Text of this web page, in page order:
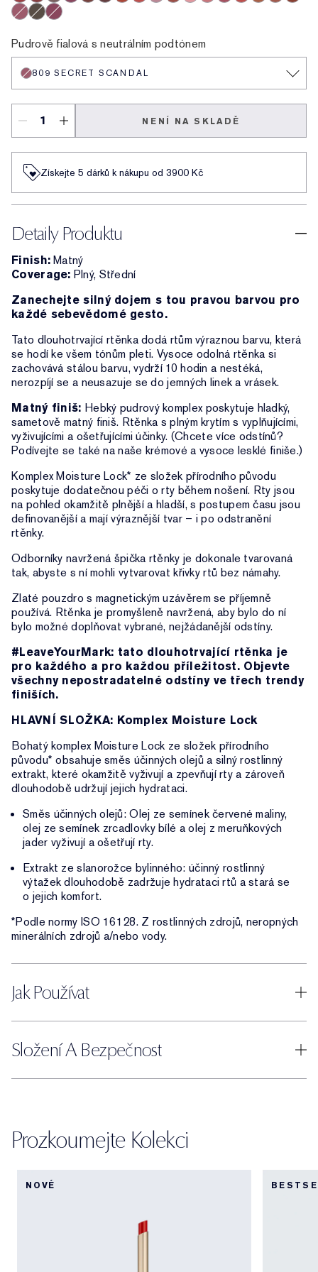
612 Lead You On
690 Don’t Stop
567 Knowing
689 Dark Desire
Pudrově fialová s neutrálním podtónem
809 SECRET SCANDAL
NENÍ NA SKLADĚ
Získejte 5 dárků k nákupu od 3900 Kč
Detaily Produktu
Finish:Matný
Coverage: Plný, Střední
Zanechejte silný dojem s tou pravou barvou pro
každé sebevědomé gesto.
Tato dlouhotrvající rtěnka dodá rtům výraznou barvu, která
se hodí ke všem tónům pleti. Vysoce odolná rtěnka si
zachovává stálou barvu, vydrží 10 hodin a nestéká,
nerozpíjí se a neusazuje se do jemných linek a vrásek.
Matný finiš: Hebký pudrový komplex poskytuje hladký,
sametově matný finiš. Rtěnka s plným krytím s vyplňujícími,
vyživujícími a ošetřujícími účinky. (Chcete více odstínů?
Podívejte se také na naše krémové a vysoce lesklé finiše.)
Komplex Moisture Lock* ze složek přírodního původu
poskytuje dodatečnou péči o rty během nošení. Rty jsou
na pohled okamžitě plnější a hladší, s postupem času jsou
definovanější a mají výraznější tvar – i po odstranění
rtěnky.
Odborníky navržená špička rtěnky je dokonale tvarovaná
tak, abyste s ní mohli vytvarovat křivky rtů bez námahy.
Zlaté pouzdro s magnetickým uzávěrem se příjemně
používá. Rtěnka je promyšleně navržená, aby bylo do ní
bylo možné doplňovat vybrané, nejžádanější odstíny.
#LeaveYourMark: tato dlouhotrvající rtěnka je
pro každého a pro každou příležitost. Objevte
všechny nepostradatelné odstíny ve třech trendy
finiších.
HLAVNÍ SLOŽKA: Komplex Moisture Lock
Bohatý komplex Moisture Lock ze složek přírodního
původu* obsahuje směs účinných olejů a silný rostlinný
extrakt, které okamžitě vyživují a zpevňují rty a zároveň
dlouhodobě udržují jejich hydrataci.
Směs účinných olejů: Olej ze semínek červené maliny,
olej ze semínek zrcadlovky bílé a olej z meruňkových
jader vyživují a ošetřují rty.
Extrakt ze slanorožce bylinného: účinný rostlinný
výtažek dlouhodobě zadržuje hydrataci rtů a stará se
o jejich komfort.
*Podle normy ISO 16128. Z rostlinných zdrojů, neropných
minerálních zdrojů a/nebo vody.
Jak Používat
Složení A Bezpečnost
Prozkoumejte Kolekci
NOVÉ